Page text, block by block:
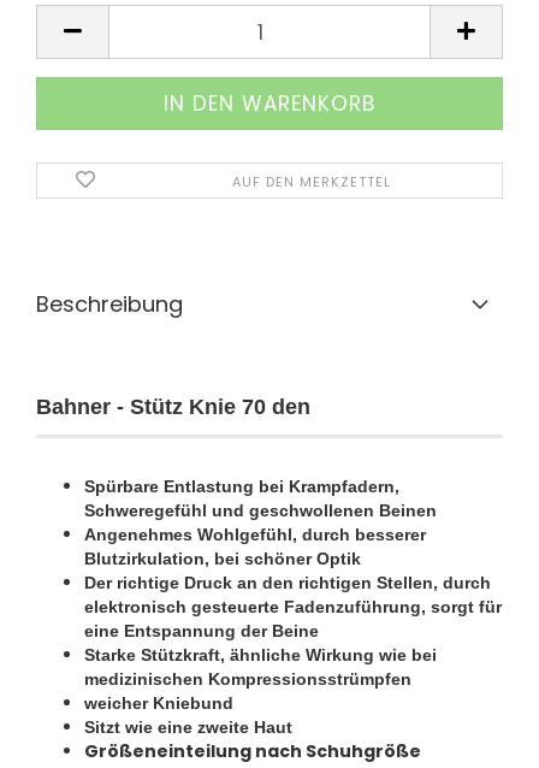
AUF DEN MERKZETTEL
Beschreibung
Bahner - Stütz Knie 70 den
Spürbare Entlastung bei Krampfadern,
Schweregefühl und geschwollenen Beinen
Angenehmes Wohlgefühl, durch besserer
Blutzirkulation, bei schöner Optik
Der richtige Druck an den richtigen Stellen, durch
elektronisch gesteuerte Fadenzuführung, sorgt für
eine Entspannung der Beine
Starke Stützkraft, ähnliche Wirkung wie bei
medizinischen Kompressionsstrümpfen
weicher Kniebund
Sitzt wie eine zweite Haut
Größeneinteilung nach Schuhgröße